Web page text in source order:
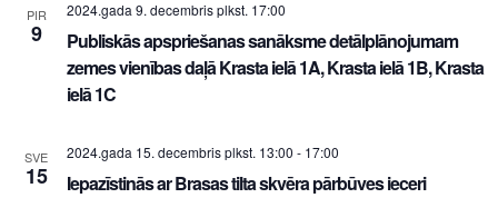
PIR
9
2024.gada 9. decembris plkst. 17:00
Publiskās apspriešanas sanāksme detālplānojumam
zemes vienības daļā Krasta ielā 1A, Krasta ielā 1B, Krasta
ielā 1C
SVE
15
2024.gada 15. decembris plkst. 13:00 - 17:00
Iepazīstinās ar Brasas tilta skvēra pārbūves ieceri